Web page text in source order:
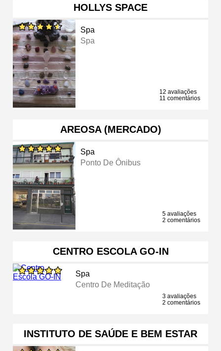
HOLLYS SPACE
Spa
Spa
12 avaliações
11 comentários
AREOSA (MERCADO)
Spa
Ponto De Ônibus
5 avaliações
2 comentários
CENTRO ESCOLA GO-IN
Spa
Centro De Meditação
3 avaliações
2 comentários
INSTITUTO DE SAÚDE E BEM ESTAR